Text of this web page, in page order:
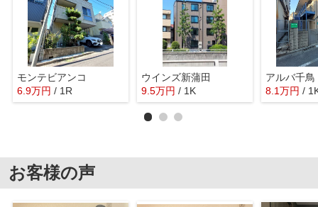
モンテビアンコ
6.9万円 / 1R
ウインズ新蒲田
9.5万円 / 1K
アルバ千鳥
8.1万円 /
お客様の声